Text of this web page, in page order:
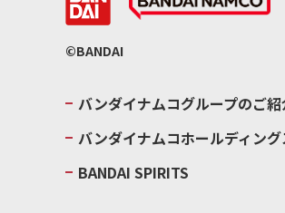
©BANDAI
バンダイナムコグループのご
バンダイナムコホールディング
BANDAI SPIRITS